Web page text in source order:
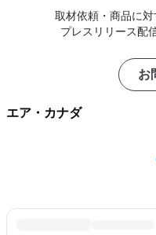
取材依頼・商品に対
プレスリリース配
お
エア・カナダ